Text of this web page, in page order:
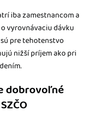
iba zamestnancom a
o vyrovnávaciu dávku
pre tehotenstvo
nižší príjem ako pri
dobrovoľné